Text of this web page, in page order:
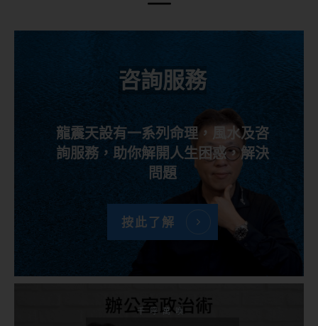
咨詢服務
龍震天設有一系列命理，風水及咨
詢服務，助你解開人生困惑，解決
問題
按此了解
千呼萬喚